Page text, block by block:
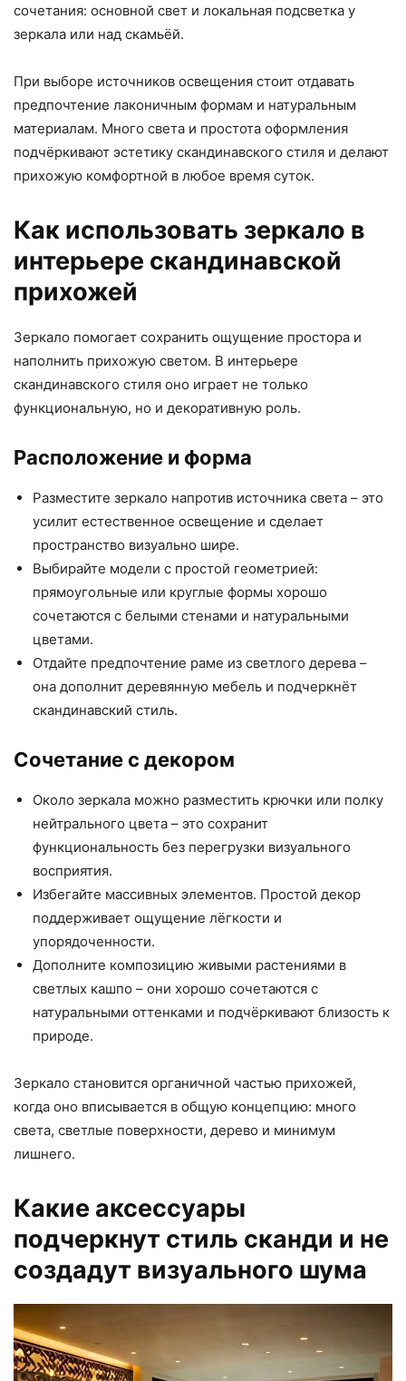
сочетания: основной свет и локальная подсветка у
зеркала или над скамьёй.
При выборе источников освещения стоит отдавать
предпочтение лаконичным формам и натуральным
материалам. Много света и простота оформления
подчёркивают эстетику скандинавского стиля и делают
прихожую комфортной в любое время суток.
Как использовать зеркало в
интерьере скандинавской
прихожей
Зеркало помогает сохранить ощущение простора и
наполнить прихожую светом. В интерьере
скандинавского стиля оно играет не только
функциональную, но и декоративную роль.
Расположение и форма
Разместите зеркало напротив источника света – это
усилит естественное освещение и сделает
пространство визуально шире.
Выбирайте модели с простой геометрией:
прямоугольные или круглые формы хорошо
сочетаются с белыми стенами и натуральными
цветами.
Отдайте предпочтение раме из светлого дерева –
она дополнит деревянную мебель и подчеркнёт
скандинавский стиль.
Сочетание с декором
Около зеркала можно разместить крючки или полку
нейтрального цвета – это сохранит
функциональность без перегрузки визуального
восприятия.
Избегайте массивных элементов. Простой декор
поддерживает ощущение лёгкости и
упорядоченности.
Дополните композицию живыми растениями в
светлых кашпо – они хорошо сочетаются с
натуральными оттенками и подчёркивают близость к
природе.
Зеркало становится органичной частью прихожей,
когда оно вписывается в общую концепцию: много
света, светлые поверхности, дерево и минимум
лишнего.
Какие аксессуары
подчеркнут стиль сканди и не
создадут визуального шума